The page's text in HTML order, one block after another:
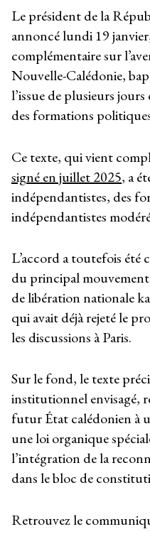
Le président de la
annoncé lundi 19
complémentaire sur
Nouvelle-Calédonie,
l’issue de plusieurs
des formations
Ce texte, qui vient
signé en juillet 2025, a
indépendantistes, des
indépendantistes
L’accord a toutefois été
du principal
de libération nationale
qui avait déjà rejeté le
les discussions à Paris.
Sur le fond, le texte
institutionnel envisagé,
futur État calédonien à
une loi organique
l’intégration de la
dans le bloc de
Retrouvez le